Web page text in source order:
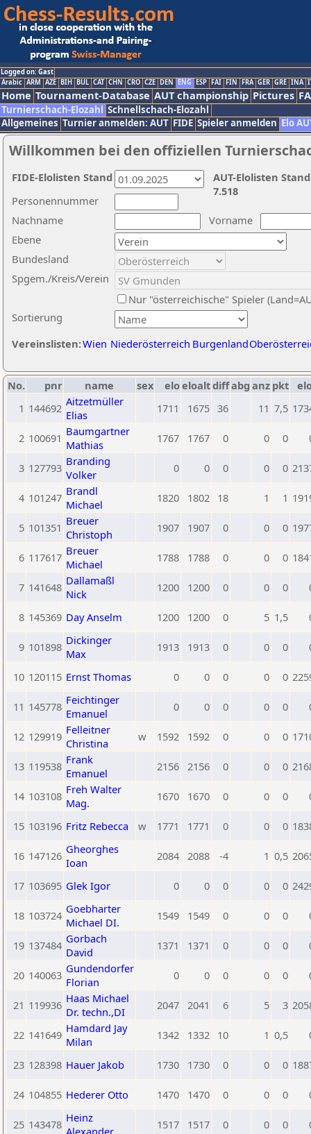
Logged on: Gast
Arabic ARM AZE BIH BUL CAT CHN CRO CZE DEN ENG ESP FAI FIN FRA GER GRE INA
Home Tournament-Database AUT championship Pictures
Turnierschach-Elozahl Schnellschach-Elozahl
Allgemeines Turnier anmelden: AUT FIDE Spieler anmelden Elo
Willkommen bei den offiziellen
Nachname
Vorname
Ebene
Sortierung
Personennummer
Bundesland
Spgem./Kreis/Verein
Nur "österreichische" Spieler
Vereinslisten:Wien Niederösterreich Burgenland
AUT-Elolisten
7.518
FIDE-Elolisten Stand
No. pnr name sex eloeloaltdiffabg anz pkt
1 144692 Aitzetmüller
Elias
1711 1675 36 11 7,5
2 100691 Baumgartner
Mathias
1767 1767 0 0 0
3 127793 Branding
Volker
0 0 0 0 0
4 101247 Brandl
Michael
1820 1802 18 1 1
5 101351 Breuer
Christoph
1907 1907 0 0 0
6 117617 Breuer
Michael
1788 1788 0 0 0
7 141648 Dallamaßl
Nick
1200 1200 0 0 0
8 145369 Day Anselm 1200 1200 0 5 1,5
9 101898 Dickinger
Max
1913 1913 0 0 0
10 120115 Ernst Thomas 0 0 0 0 0
11 145778 Feichtinger
Emanuel
0 0 0 0 0
12 129919 Felleitner
Christina
w 1592 1592 0 0 0
13 119538 Frank
Emanuel
2156 2156 0 0 0
14 103108 Freh Walter
Mag.
1670 1670 0 0 0
15 103196 Fritz Rebecca w 1771 1771 0 0 0
16 147126 Gheorghes
Ioan
2084 2088 -4 1 0,5
17 103695 Glek Igor 0 0 0 0 0
18 103724 Goebharter
Michael DI.
1549 1549 0 0 0
19 137484 Gorbach
David
1371 1371 0 0 0
20 140063 Gundendorfer
Florian
0 0 0 0 0
21 119936 Haas Michael
Dr. techn.,DI
2047 2041 6 5 3
22 141649 Hamdard Jay
Milan
1342 1332 10 1 0,5
23 128398 Hauer Jakob 1730 1730 0 0 0
24 104855 Hederer Otto 1470 1470 0 0 0
25 143478 Heinz
Alexander
1517 1517 0 0 0